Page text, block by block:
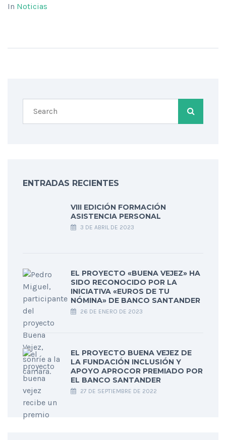
In Noticias
ENTRADAS RECIENTES
VIII EDICIÓN FORMACIÓN
ASISTENCIA PERSONAL
3 DE ABRIL DE 2023
EL PROYECTO «BUENA VEJEZ» HA
SIDO RECONOCIDO POR LA
INICIATIVA «EUROS DE TU
NÓMINA» DE BANCO SANTANDER
26 DE ENERO DE 2023
EL PROYECTO BUENA VEJEZ DE
LA FUNDACIÓN INCLUSIÓN Y
APOYO APROCOR PREMIADO POR
EL BANCO SANTANDER
27 DE SEPTIEMBRE DE 2022